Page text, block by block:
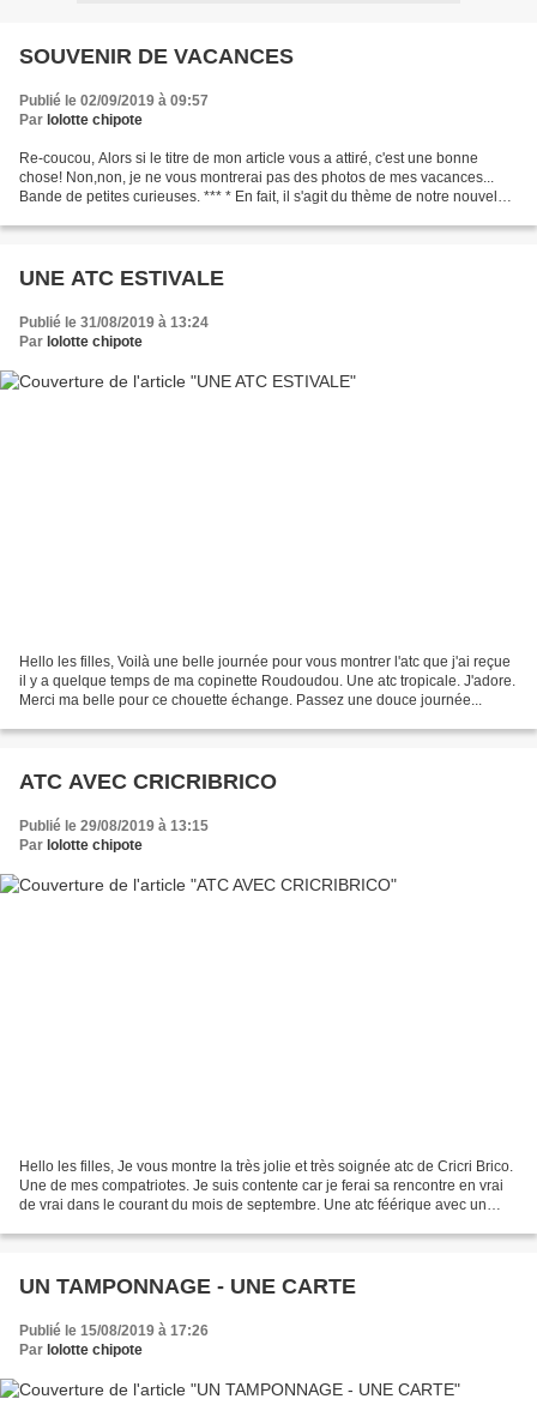
SOUVENIR DE VACANCES
Publié le 02/09/2019 à 09:57
Par lolotte chipote
Re-coucou, Alors si le titre de mon article vous a attiré, c'est une bonne
chose! Non,non, je ne vous montrerai pas des photos de mes vacances...
Bande de petites curieuses. *** * En fait, il s'agit du thème de notre nouvel
UNE ATC ESTIVALE
Publié le 31/08/2019 à 13:24
Par lolotte chipote
Hello les filles, Voilà une belle journée pour vous montrer l'atc que j'ai reçue
il y a quelque temps de ma copinette Roudoudou. Une atc tropicale. J'adore.
Merci ma belle pour ce chouette échange. Passez une douce journée...
ATC AVEC CRICRIBRICO
Publié le 29/08/2019 à 13:15
Par lolotte chipote
Hello les filles, Je vous montre la très jolie et très soignée atc de Cricri Brico.
Une de mes compatriotes. Je suis contente car je ferai sa rencontre en vrai
de vrai dans le courant du mois de septembre. Une atc féérique avec un
UN TAMPONNAGE - UNE CARTE
Publié le 15/08/2019 à 17:26
Par lolotte chipote